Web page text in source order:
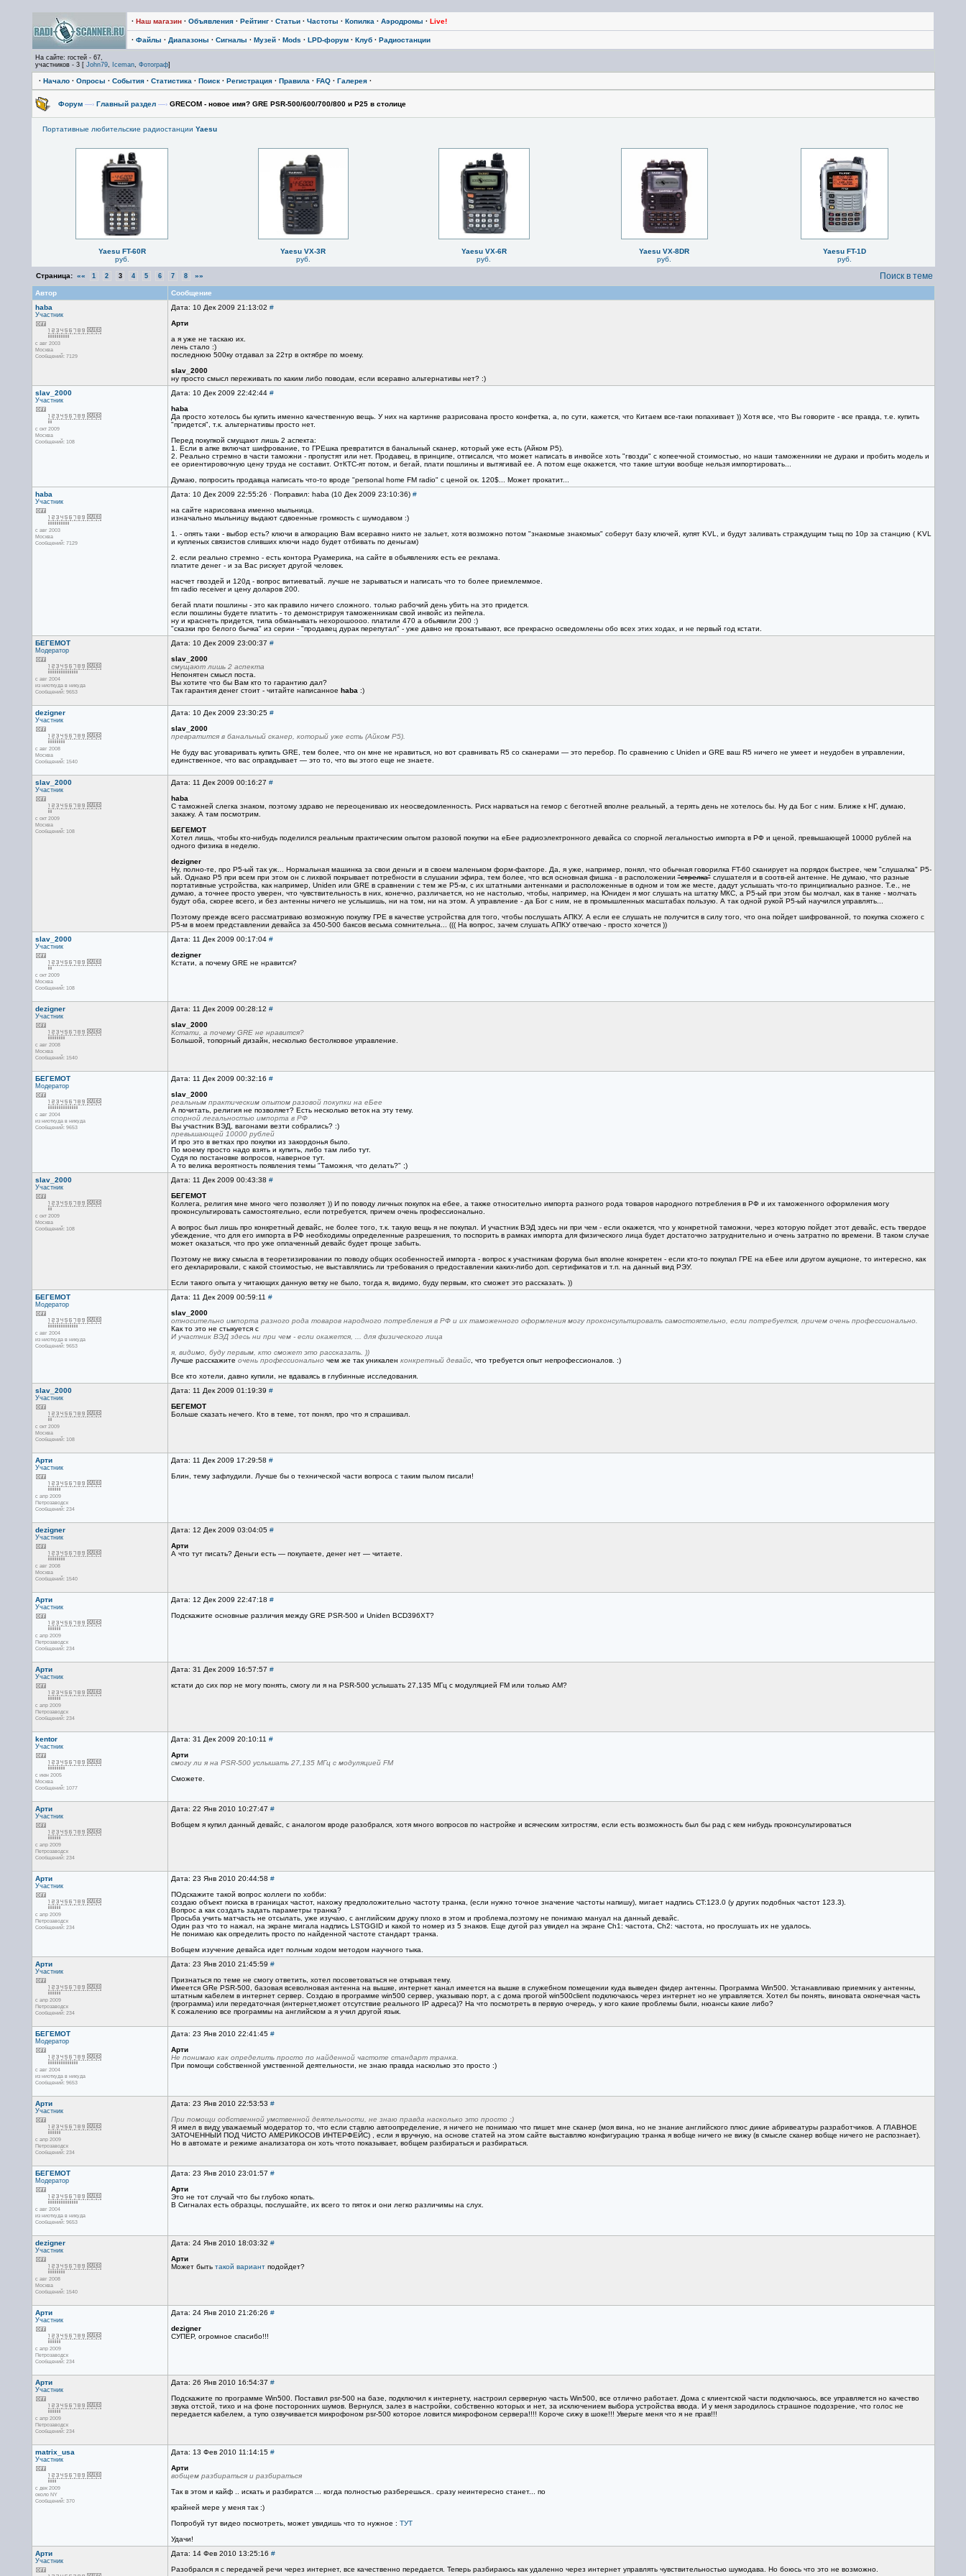
· Наш магазин· Объявления· Рейтинг· Статьи· Частоты · Копилка · Аэродромы · Live!
· Файлы · Диапазоны · Сигналы · Музей· Mods · LPD-форум· Клуб· Радиостанции
На сайте: гостей - 67,
участников - 3 [ John79, Iceman, Фотограф]
· Начало· Опросы · События· Статистика · Поиск· Регистрация· Правила · FAQ· Галерея·
Форум —› Главный раздел —›GRECOM - новое имя? GRE PSR-500/600/700/800 и P25 в столице
Портативные любительские радиостанции Yaesu
Yaesu FT-60R
руб.
Yaesu VX-3R
руб.
Yaesu VX-6R
руб.
Yaesu VX-8DR
руб.
Yaesu FT-1D
руб.
Страница: «« 1 2 3 4 5 6 7 8 »» Поиск в теме
Автор
Сообщение
haba
Участник
с авг 2003
Москва
Сообщений: 7129
Дата: 10 Дек 2009 21:13:02 #
Арти
а я уже не таскаю их.
лень стало :)
последнюю 500ку отдавал за 22тр в октябре по моему.
slav_2000
ну просто смысл переживать по каким либо поводам, если всеравно альтернативы нет? :)
slav_2000
Участник
с окт 2009
Москва
Сообщений: 108
Дата: 10 Дек 2009 22:42:44 #
haba
Да просто хотелось бы купить именно качественную вещь. У них на картинке разрисована просто конфетка, а, по сути, кажется, что Китаем все-таки попахивает )) Хотя все, что Вы говорите - все правда, т.е. купить
"придется", т.к. альтернативы просто нет.
Перед покупкой смущают лишь 2 аспекта:
1. Если в апке включат шифрование, то ГРЕшка превратится в банальный сканер, который уже есть (Айком Р5).
2. Реально стремно в части таможни - пропустят или нет. Продавец, в принципе, отписался, что может написать в инвойсе хоть "гвозди" с копеечной стоимостью, но наши таможенники не дураки и пробить модель и
ее ориентировочную цену труда не составит. ОтКТС-ят потом, и бегай, плати пошлины и вытягивай ее. А потом еще окажется, что такие штуки вообще нельзя импортировать...
Думаю, попросить продавца написать что-то вроде "personal home FM radio" с ценой ок. 120$... Может прокатит...
haba
Участник
с авг 2003
Москва
Сообщений: 7129
Дата: 10 Дек 2009 22:55:26 · Поправил: haba (10 Дек 2009 23:10:36) #
на сайте нарисована именно мыльница.
изначально мыльницу выдают сдвоенные громкость с шумодавом :)
1. - опять таки - выбор есть? ключи в апкорацию Вам всеравно никто не зальет, хотя возможно потом "знакомые знакомых" соберут базу ключей, купят KVL, и будут заливать страждущим тыщ по 10р за станцию ( KVL
и купленых связистов сливших ключи надо будет отбивать по деньгам)
2. если реально стремно - есть контора Руамерика, на сайте в обьявлениях есть ее реклама.
платите денег - и за Вас рискует другой человек.
насчет гвоздей и 120д - вопрос витиеватый. лучше не зарываться и написать что то более приемлеммое.
fm radio receiver и цену доларов 200.
бегай плати пошлины - это как правило ничего сложного. только рабочий день убить на это придется.
если пошлины будете платить - то демонстрируя таможенникам свой инвойс из пейпела.
ну и краснеть придется, типа обманывать нехорошоооо. платили 470 а обьявили 200 :)
"сказки про белого бычка" из серии - "продавец дурак перепутал" - уже давно не прокатывают, все прекрасно осведомлены обо всех этих ходах, и не первый год кстати.
БЕГЕМОТ
Модератор
с авг 2004
из ниоткуда в никуда
Сообщений: 9653
Дата: 10 Дек 2009 23:00:37 #
slav_2000
смущают лишь 2 аспекта
Непонятен смысл поста.
Вы хотите что бы Вам кто то гарантию дал?
Так гарантия денег стоит - читайте написанное haba :)
dezigner
Участник
с авг 2008
Москва
Сообщений: 1540
Дата: 10 Дек 2009 23:30:25 #
slav_2000
превратится в банальный сканер, который уже есть (Айком Р5).
Не буду вас уговаривать купить GRE, тем более, что он мне не нравиться, но вот сравнивать R5 со сканерами — это перебор. По сравнению с Uniden и GRE ваш R5 ничего не умеет и неудобен в управлении,
единственное, что вас оправдывает — это то, что вы этого еще не знаете.
slav_2000
Участник
с окт 2009
Москва
Сообщений: 108
Дата: 11 Дек 2009 00:16:27 #
haba
С таможней слегка знаком, поэтому здраво не переоцениваю их неосведомленность. Риск нарваться на гемор с беготней вполне реальный, а терять день не хотелось бы. Ну да Бог с ним. Ближе к НГ, думаю,
закажу. А там посмотрим.
БЕГЕМОТ
Хотел лишь, чтобы кто-нибудь поделился реальным практическим опытом разовой покупки на еБее радиоэлектронного девайса со спорной легальностью импорта в РФ и ценой, превышающей 10000 рублей на
одного физика в неделю.
dezigner
Ну, полно-те, про Р5-ый так уж... Нормальная машинка за свои деньги и в своем маленьком форм-факторе. Да, я уже, например, понял, что обычная говорилка FT-60 сканирует на порядок быстрее, чем "слушалка" Р5-
ый. Однако Р5 при всем при этом он с лихвой покрывает потребности в слушании эфира, тем более, что вся основная фишка - в расположении"стрелка"слушателя и в соотв-ей антенне. Не думаю, что разные
портативные устройства, как например, Uniden или GRE в сравнении с тем же Р5-м, с их штатными антеннами и расположенные в одном и том же месте, дадут услышать что-то принципиально разное. Т.е., не
думаю, а точнее просто уверен, что чувствительность в них, конечно, различается, но не настолько, чтобы, например, на Юниден я мог слушать на штатку МКС, а Р5-ый при этом бы молчал, как в танке - молчать
будут оба, скорее всего, и без антенны ничего не услышишь, ни на том, ни на этом. А управление - да Бог с ним, не в промышленных масштабах пользую. А так одной рукой Р5-ый научился управлять...
Поэтому прежде всего рассматриваю возможную покупку ГРЕ в качестве устройства для того, чтобы послушать АПКУ. А если ее слушать не получится в силу того, что она пойдет шифрованной, то покупка схожего с
Р5-м в моем представлении девайса за 450-500 баксов весьма сомнительна... ((( На вопрос, зачем слушать АПКУ отвечаю - просто хочется ))
slav_2000
Участник
с окт 2009
Москва
Сообщений: 108
Дата: 11 Дек 2009 00:17:04 #
dezigner
Кстати, а почему GRE не нравится?
dezigner
Участник
с авг 2008
Москва
Сообщений: 1540
Дата: 11 Дек 2009 00:28:12 #
slav_2000
Кстати, а почему GRE не нравится?
Большой, топорный дизайн, несколько бестолковое управление.
БЕГЕМОТ
Модератор
с авг 2004
из ниоткуда в никуда
Сообщений: 9653
Дата: 11 Дек 2009 00:32:16 #
slav_2000
реальным практическим опытом разовой покупки на еБее
А почитать, религия не позволяет? Есть несколько веток на эту тему.
спорной легальностью импорта в РФ
Вы участник ВЭД, вагонами везти собрались? :)
превышающей 10000 рублей
И про это в ветках про покупки из закордонья было.
По моему просто надо взять и купить, либо там либо тут.
Судя по постановке вопросов, наверное тут.
А то велика вероятность появления темы "Таможня, что делать?" ;)
slav_2000
Участник
с окт 2009
Москва
Сообщений: 108
Дата: 11 Дек 2009 00:43:38 #
БЕГЕМОТ
Коллега, религия мне много чего позволяет )) И по поводу личных покупок на ебее, а также относительно импорта разного рода товаров народного потребления в РФ и их таможенного оформления могу
проконсультировать самостоятельно, если потребуется, причем очень профессионально.
А вопрос был лишь про конкретный девайс, не более того, т.к. такую вещь я не покупал. И участник ВЭД здесь ни при чем - если окажется, что у конкретной таможни, через которую пойдет этот девайс, есть твердое
убеждение, что для его импорта в РФ необходимы определенные разрешения, то поспорить в рамках импорта для физического лица будет достаточно затруднительно и очень затратно по времени. В таком случае
может оказаться, что про уже оплаченный девайс будет проще забыть.
Поэтому не вижу смысла в теоретизировании по поводу общих особенностей импорта - вопрос к участникам форума был вполне конкретен - если кто-то покупал ГРЕ на еБее или другом аукционе, то интересно, как
его декларировали, с какой стоимостью, не выставлялись ли требования о предоставлении каких-либо доп. сертификатов и т.п. на данный вид РЭУ.
Если такого опыта у читающих данную ветку не было, тогда я, видимо, буду первым, кто сможет это рассказать. ))
БЕГЕМОТ
Модератор
с авг 2004
из ниоткуда в никуда
Сообщений: 9653
Дата: 11 Дек 2009 00:59:11 #
slav_2000
относительно импорта разного рода товаров народного потребления в РФ и их таможенного оформления могу проконсультировать самостоятельно, если потребуется, причем очень профессионально.
Как то это не стыкуется с
И участник ВЭД здесь ни при чем - если окажется, ... для физического лица
я, видимо, буду первым, кто сможет это рассказать. ))
Лучше расскажите очень профессиональночем же так уникален конкретный девайс, что требуется опыт непрофессионалов. :)
Все кто хотели, давно купили, не вдаваясь в глубинные исследования.
slav_2000
Участник
с окт 2009
Москва
Сообщений: 108
Дата: 11 Дек 2009 01:19:39 #
БЕГЕМОТ
Больше сказать нечего. Кто в теме, тот понял, про что я спрашивал.
Арти
Участник
с апр 2009
Петрозаводск
Сообщений: 234
Дата: 11 Дек 2009 17:29:58 #
Блин, тему зафлудили. Лучше бы о технической части вопроса с таким пылом писали!
dezigner
Участник
с авг 2008
Москва
Сообщений: 1540
Дата: 12 Дек 2009 03:04:05 #
Арти
А что тут писать? Деньги есть — покупаете, денег нет — читаете.
Арти
Участник
с апр 2009
Петрозаводск
Сообщений: 234
Дата: 12 Дек 2009 22:47:18 #
Подскажите основные различия между GRE PSR-500 и Uniden BCD396XT?
Арти
Участник
с апр 2009
Петрозаводск
Сообщений: 234
Дата: 31 Дек 2009 16:57:57 #
кстати до сих пор не могу понять, смогу ли я на PSR-500 услышать 27,135 МГц с модуляцией FM или только АМ?
kentor
Участник
с июн 2005
Москва
Сообщений: 1077
Дата: 31 Дек 2009 20:10:11 #
Арти
смогу ли я на PSR-500 услышать 27,135 МГц с модуляцией FM
Сможете.
Арти
Участник
с апр 2009
Петрозаводск
Сообщений: 234
Дата: 22 Янв 2010 10:27:47 #
Вобщем я купил данный девайс, с аналогом вроде разобрался, хотя много вопросов по настройке и всяческим хитростям, если есть возможность был бы рад с кем нибудь проконсультироваться
Арти
Участник
с апр 2009
Петрозаводск
Сообщений: 234
Дата: 23 Янв 2010 20:44:58 #
ПОдскажите такой вопрос коллеги по хобби:
создаю объект поиска в границах частот, нахожу предположительно частоту транка, (если нужно точное значение частоты напишу), мигает надпись CT:123.0 (у других подобных частот 123.3).
Вопрос а как создать задать параметры транка?
Просьба учить матчасть не отсылать, уже изучаю, с английским дружу плохо в этом и проблема,поэтому не понимаю мануал на данный девайс.
Один раз что то нажал, на экране мигала надпись LSTGGID и какой то номер из 5 знаков. Еще дугой раз увидел на экране Ch1: частота, Ch2: частота, но прослушать их не удалось.
Не понимаю как определить просто по найденной частоте стандарт транка.
Вобщем изучение девайса идет полным ходом методом научного тыка.
Арти
Участник
с апр 2009
Петрозаводск
Сообщений: 234
Дата: 23 Янв 2010 21:45:59 #
Признаться по теме не смогу ответить, хотел посоветоваться не открывая тему.
Имеется GRe PSR-500, базовая всеволновая антенна на вышке, интернет канал имеется на вышке в служебном помещении куда выведен фидер антенны. Программа Win500. Устанавливаю приемник у антенны,
штатным кабелем в интернет сервер. Создаю в программе win500 сервер, указываю порт, а с дома прогой win500client подключаюсь через интернет но не управляется. Хотел бы понять, виновата оконечная часть
(программа) или передаточная (интернет,может отсутствие реального IP адреса)? На что посмотреть в первую очередь, у кого какие проблемы были, нюансы какие либо?
К сожалению все программы на английском а я учил другой язык.
БЕГЕМОТ
Модератор
с авг 2004
из ниоткуда в никуда
Сообщений: 9653
Дата: 23 Янв 2010 22:41:45 #
Арти
Не понимаю как определить просто по найденной частоте стандарт транка.
При помощи собственной умственной деятельности, не знаю правда насколько это просто :)
Арти
Участник
с апр 2009
Петрозаводск
Сообщений: 234
Дата: 23 Янв 2010 22:53:53 #
При помощи собственной умственной деятельности, не знаю правда насколько это просто :)
Я имел в виду уважаемый модератор то, что если ставлю автоопределение, я ничего не понимаю что пишет мне сканер (моя вина, но не знание английского плюс дикие абривеатуры разработчиков. А ГЛАВНОЕ
ЗАТОЧЕННЫЙ ПОД ЧИСТО АМЕРИКОСОВ ИНТЕРФЕЙС) , если я вручную, на основе статей на этом сайте выставляю конфигурацию транка я вобще ничего не вижу (в смысле сканер вобще ничего не распознает).
Но в автомате и режиме анализатора он хоть чтото показывает, вобщем разбираться и разбираться.
БЕГЕМОТ
Модератор
с авг 2004
из ниоткуда в никуда
Сообщений: 9653
Дата: 23 Янв 2010 23:01:57 #
Арти
Это не тот случай что бы глубоко копать.
В Сигналах есть образцы, послушайте, их всего то пяток и они легко различимы на слух.
dezigner
Участник
с авг 2008
Москва
Сообщений: 1540
Дата: 24 Янв 2010 18:03:32 #
Арти
Может быть такой вариантподойдет?
Арти
Участник
с апр 2009
Петрозаводск
Сообщений: 234
Дата: 24 Янв 2010 21:26:26 #
dezigner
СУПЕР, огромное спасибо!!!
Арти
Участник
с апр 2009
Петрозаводск
Сообщений: 234
Дата: 26 Янв 2010 16:54:37 #
Подскажите по программе Win500. Поставил psr-500 на базе, подключил к интернету, настроил серверную часть Win500, все отлично работает. Дома с клиентской части подключаюсь, все управляется но качество
звука отстой, тихо и на фоне посторонних шумов. Вернулся, залез в настройки, собственно которых и нет, за исключением выбора устройства ввода. И у меня зародилось страшное подозрение, что голос не
передается кабелем, а тупо озвучивается микрофоном psr-500 которое ловится микрофоном сервера!!!! Короче сижу в шоке!!! Уверьте меня что я не прав!!!
matrix_usa
Участник
с дек 2009
около NY
Сообщений: 370
Дата: 13 Фев 2010 11:14:15 #
Арти
вобщем разбираться и разбираться
Так в этом и кайф .. искать и разбиратся ... когда полностью разберешься.. сразу неинтересно станет... по
крайней мере у меня так :)
Попробуй тут видео посмотреть, может увидишь что то нужное : ТУТ
Удачи!
Арти
Участник
Дата: 14 Фев 2010 13:25:16 #
Разобрался я с передачей речи через интернет, все качественно передается. Теперь разбираюсь как удаленно через интернет управлять чувствительностью шумодава. Но боюсь что это не возможно.